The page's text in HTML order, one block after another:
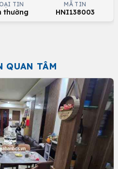
TIN
thường
MÃ TIN
HNI138003
QUAN TÂM